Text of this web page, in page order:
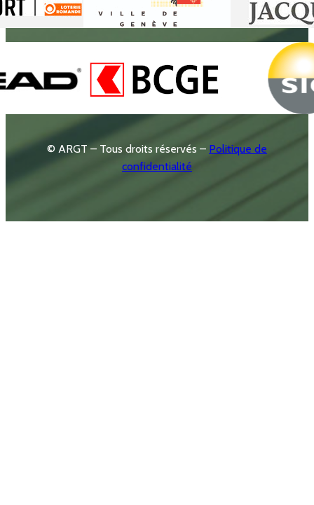
© ARGT – Tous droits réservés – Politique de
confidentialité